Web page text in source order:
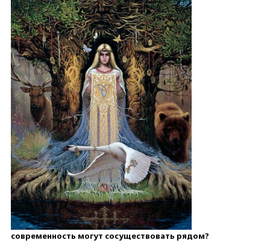
современность могут сосуществовать рядом?